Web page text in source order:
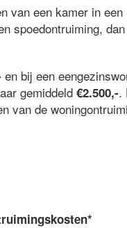
van een kamer in een
spoedontruiming,
en bij een
gemiddeld €2.500,-.
van de